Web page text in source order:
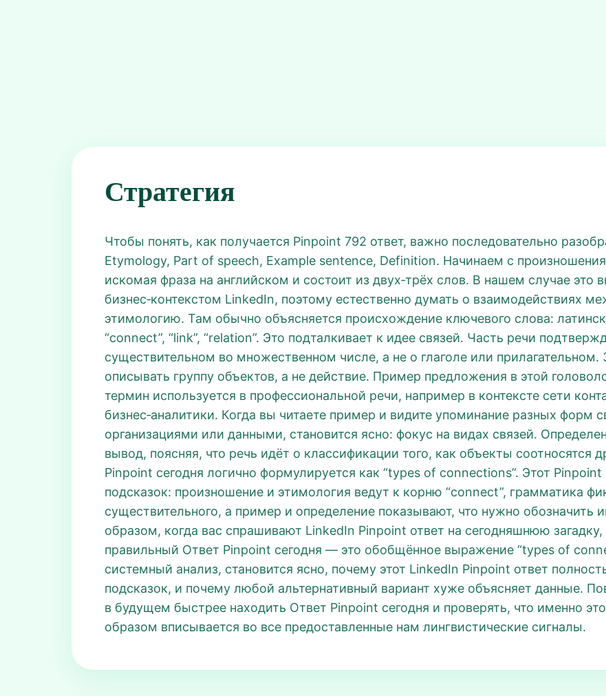
Стратегия
Чтобы понять, как получается Pinpoint 792 ответ, важно последовательно
Etymology, Part of speech, Example sentence, Definition. Начинаем с
искомая фраза на английском и состоит из двух‑трёх слов. В нашем случае
бизнес‑контекстом LinkedIn, поэтому естественно думать о взаимодействиях
этимологию. Там обычно объясняется происхождение ключевого слова:
“connect”, “link”, “relation”. Это подталкивает к идее связей. Часть речи
существительном во множественном числе, а не о глаголе или
описывать группу объектов, а не действие. Пример предложения в этой
термин используется в профессиональной речи, например в контексте сети
бизнес‑аналитики. Когда вы читаете пример и видите упоминание разных форм
организациями или данными, становится ясно: фокус на видах связей.
вывод, поясняя, что речь идёт о классификации того, как объекты соотносятся
Pinpoint сегодня логично формулируется как “types of connections”. Этот
подсказок: произношение и этимология ведут к корню “connect”, грамматика
существительного, а пример и определение показывают, что нужно обозначить
образом, когда вас спрашивают LinkedIn Pinpoint ответ на сегодняшнюю
правильный Ответ Pinpoint сегодня — это обобщённое выражение “types of
системный анализ, становится ясно, почему этот LinkedIn Pinpoint ответ
подсказок, и почему любой альтернативный вариант хуже объясняет данные.
в будущем быстрее находить Ответ Pinpoint сегодня и проверять, что именно
образом вписывается во все предоставленные нам лингвистические сигналы.